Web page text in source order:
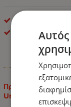
Προστατευτικά
Προστατευτικό
Universal Rubber